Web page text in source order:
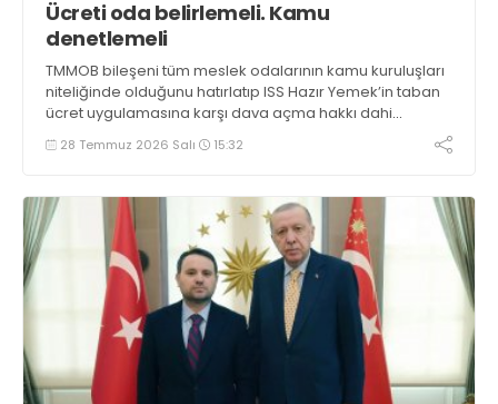
Ücreti oda belirlemeli. Kamu
denetlemeli
TMMOB bileşeni tüm meslek odalarının kamu kuruluşları
niteliğinde olduğunu hatırlatıp ISS Hazır Yemek’in taban
ücret uygulamasına karşı dava açma hakkı dahi
olmadığını söyleyen ZMO Genel Başkanı Hasan Murat
Kapıkıran, “Taban ücreti odalar belirlemeli, kamu idaresi
28 Temmuz 2026 Salı 15:32